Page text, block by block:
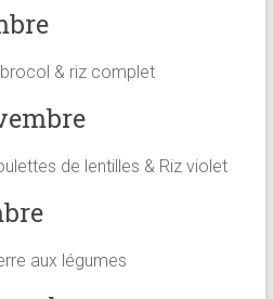
& riz complet
de lentilles & Riz violet
aux légumes